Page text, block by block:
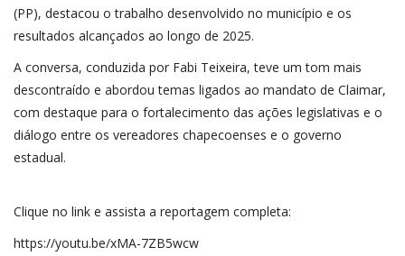
(PP), destacou o trabalho desenvolvido no município e os
resultados alcançados ao longo de 2025.
A conversa, conduzida por Fabi Teixeira, teve um tom mais
descontraído e abordou temas ligados ao mandato de Claimar,
com destaque para o fortalecimento das ações legislativas e o
diálogo entre os vereadores chapecoenses e o governo
estadual.
Clique no link e assista a reportagem completa:
https://youtu.be/xMA-7ZB5wcw